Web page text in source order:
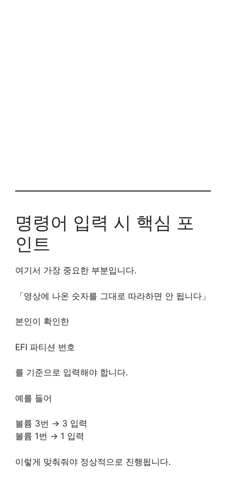
명령어 입력 시 핵심 포
인트
여기서 가장 중요한 부분입니다.
「영상에 나온 숫자를 그대로 따라하면 안 됩니다」
본인이 확인한
EFI 파티션 번호
를 기준으로 입력해야 합니다.
예를 들어
볼륨 3번 → 3 입력
볼륨 1번 → 1 입력
이렇게 맞춰줘야 정상적으로 진행됩니다.